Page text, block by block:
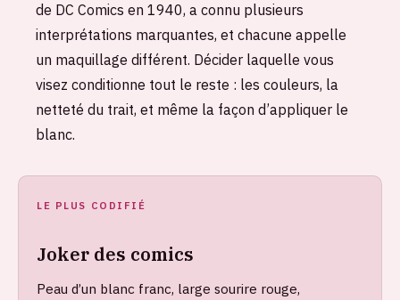
de DC Comics en 1940, a connu plusieurs
interprétations marquantes, et chacune appelle
un maquillage différent. Décider laquelle vous
visez conditionne tout le reste : les couleurs, la
netteté du trait, et même la façon d’appliquer le
blanc.
LE PLUS CODIFIÉ
Joker des comics
Peau d’un blanc franc, large sourire rouge,